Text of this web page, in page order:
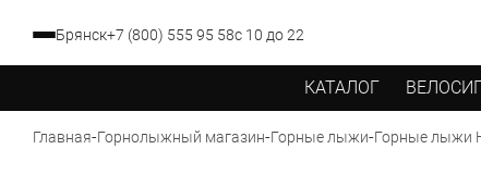
Брянск+7 (800) 555 95 58с 10 до 22
КАТАЛОГ
Главная-Горнолыжный магазин-Горные лыжи-Горные лыжи